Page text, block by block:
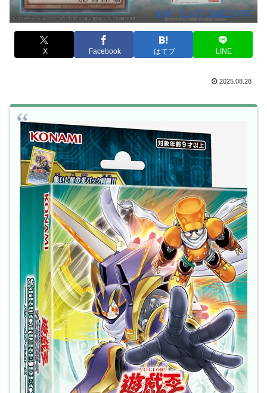
出典:【公式】遊戯王OCG
X Facebook はてブ LINE
2025.08.28